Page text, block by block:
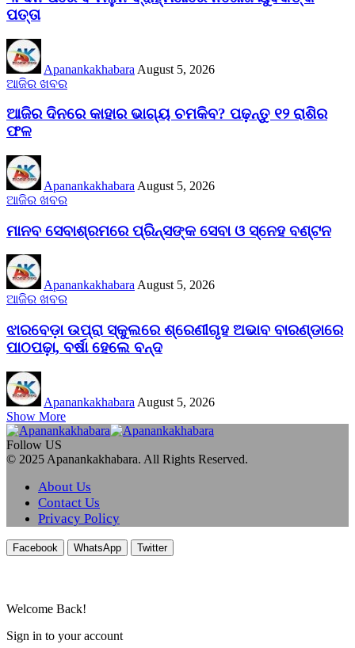
ପତ୍ତା
Apanankakhabara August 5, 2026
ଆଜିର ଖବର
ଆଜିର ଦିନରେ କାହାର ଭାଗ୍ୟ ଚମକିବ? ପଢ଼ନ୍ତୁ ୧୨ ରାଶିର
ଫଳ
Apanankakhabara August 5, 2026
ଆଜିର ଖବର
ମାନବ ସେବାଶ୍ରମରେ ପ୍ରିନ୍ସଙ୍କ ସେବା ଓ ସ୍ନେହ ବଣ୍ଟନ
ApanankakhabaraAugust 5, 2026
ଆଜିର ଖବର
ଝାରବେଡ଼ା ଉପ୍ରା ସ୍କୁଲରେ ଶ୍ରେଣୀଗୃହ ଅଭାବ ବାରଣ୍ଡାରେ
ପାଠପଢ଼ା, ବର୍ଷା ହେଲେ ବନ୍ଦ
Apanankakhabara August 5, 2026
Show More
Follow US
© 2025 Apanankakhabara. All Rights Reserved.
About Us
Contact Us
Privacy Policy
Facebook WhatsApp Twitter
Welcome Back!
Sign in to your account